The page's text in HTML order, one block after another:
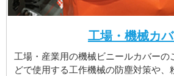
工場・機械カ
工場・産業用の機械ビニールカバーの
どで使用する工作機械の防塵対策や、